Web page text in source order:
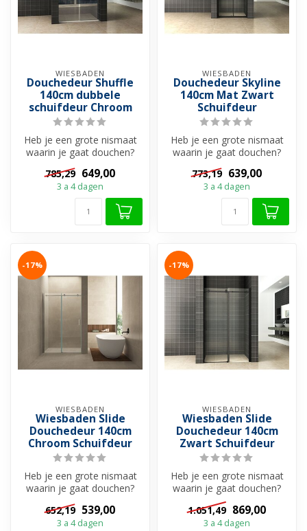
WIESBADEN
Douchedeur Shuffle
140cm dubbele
schuifdeur Chroom
Heb je een grote nismaat
waarin je gaat douchen?
Dan is deze 2-delige
schuifdeur...
785,29 649,00
3 a 4 dagen
WIESBADEN
Douchedeur Skyline
140cm Mat Zwart
Schuifdeur
Heb je een grote nismaat
waarin je gaat douchen?
Dan is deze 2-delige
schuifdeur...
773,19 639,00
3 a 4 dagen
-17%
WIESBADEN
Wiesbaden Slide
Douchedeur 140cm
Chroom Schuifdeur
Heb je een grote nismaat
waarin je gaat douchen?
Dan is deze schuifdeur een
mooi...
652,19 539,00
3 a 4 dagen
-17%
WIESBADEN
Wiesbaden Slide
Douchedeur 140cm
Zwart Schuifdeur
Heb je een grote nismaat
waarin je gaat douchen?
Dan is deze 2-delige
schuifdeur...
1.051,49 869,00
3 a 4 dagen